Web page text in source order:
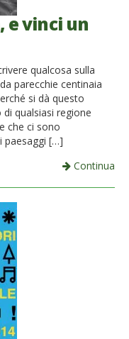
e vinci un
qualcosa sulla
parecchie centinaia
si dà questo
qualsiasi regione
che ci sono
paesaggi […]
Continua